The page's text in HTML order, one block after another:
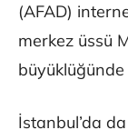
(AFAD)
merkez üssü
büyüklüğünde
İstanbul’da